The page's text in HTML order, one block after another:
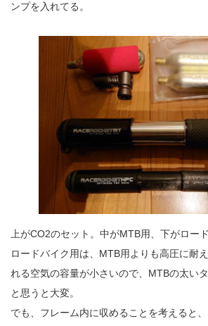
ンプを入れてる。
上がCO2のセット。中がMTB用、下がロー
ロードバイク用は、MTB用よりも高圧に耐
れる空気の容量が小さいので、MTBの太い
と思うと大変。
でも、フレーム内に収めることを考えると